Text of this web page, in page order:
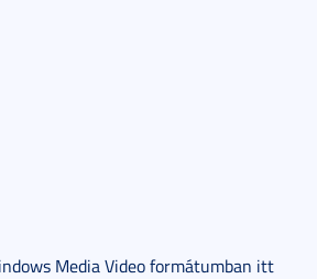
Media Video formátumban itt